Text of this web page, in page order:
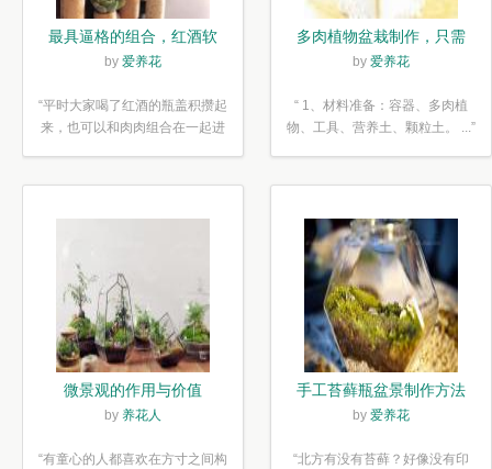
最具逼格的组合，红酒软
木塞diy多肉植物盆栽
by 爱养花
“平时大家喝了红酒的瓶盖积攒起
来，也可以和肉肉组合在一起进
多肉植物盆栽制作，只需
简单6步
by 爱养花
“ 1、材料准备：容器、多肉植
物、工具、营养土、颗粒土。 ...”
微景观的作用与价值
by 养花人
“有童心的人都喜欢在方寸之间构
手工苔藓瓶盆景制作方法
by 爱养花
“北方有没有苔藓？好像没有印